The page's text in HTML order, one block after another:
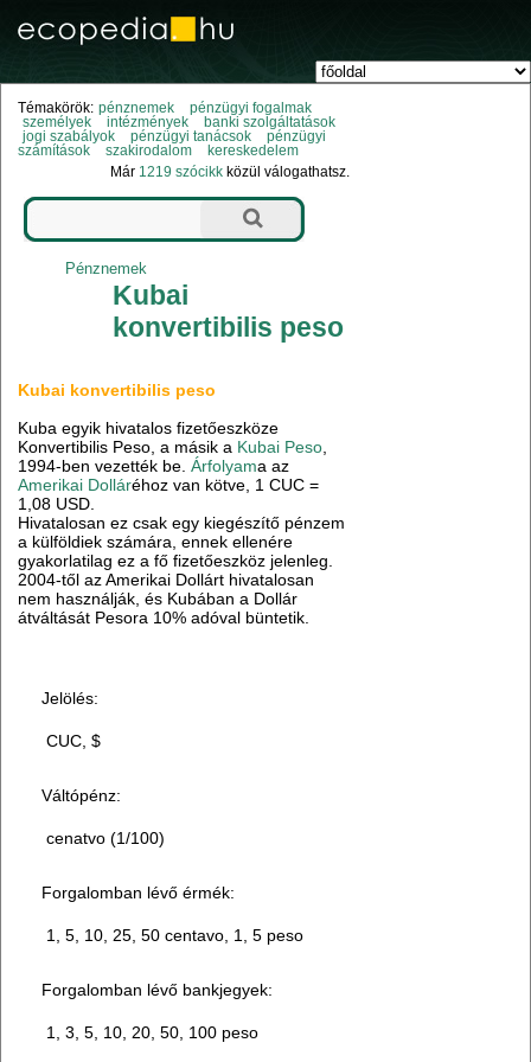
Témakörök: pénznemek
pénzügyi fogalmak
személyek
intézmények
banki szolgáltatások
jogi szabályok
pénzügyi tanácsok
pénzügyi
számítások
szakirodalom
kereskedelem
Már 1219 szócikk közül válogathatsz.
Pénznemek
Kubai
konvertibilis peso
Kubai konvertibilis peso
Kuba egyik hivatalos fizetőeszköze
Konvertibilis Peso, a másik a Kubai Peso
1994-ben vezették be.Árfolyama az
Amerikai Dolláréhoz van kötve, 1 CUC =
1,08 USD.
Hivatalosan ez csak egy kiegészítő pénzem
a külföldiek számára, ennek ellenére
gyakorlatilag ez a fő fizetőeszköz jelenleg.
2004-től az Amerikai Dollárt hivatalosan
nem használják, és Kubában a Dollár
átváltását Pesora 10% adóval büntetik.
Jelölés:
CUC, $
Váltópénz:
cenatvo (1/100)
Forgalomban lévő érmék:
1, 5, 10, 25, 50 centavo, 1, 5 peso
Forgalomban lévő bankjegyek:
1, 3, 5, 10, 20, 50, 100 peso